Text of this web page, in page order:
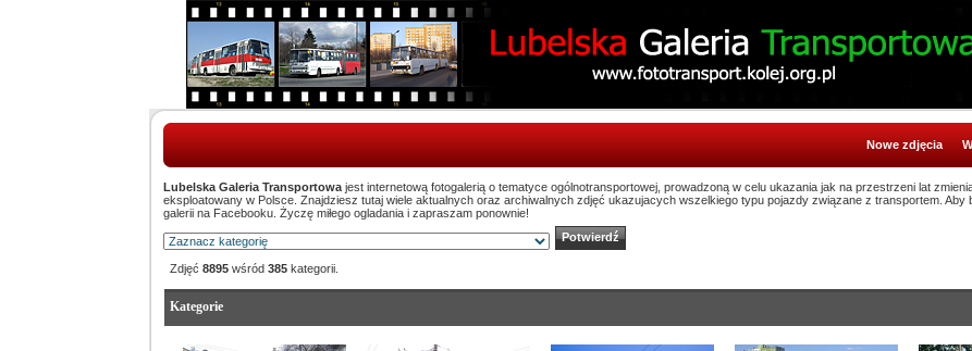
Nowe zdjęcia
Lubelska Galeria Transportowajest internetową fotogalerią o tematyce ogólnotransportowej, prowadzoną w celu ukazania jak na przestrzeni lat
eksploatowany w Polsce. Znajdziesz tutaj wiele aktualnych oraz archiwalnych zdjęć ukazujacych wszelkiego typu pojazdy związane z transportem.
galerii na Facebooku. Życzę miłego ogladania i zapraszam ponownie!
Zdjęć 8895wśród 385kategorii.
Kategorie